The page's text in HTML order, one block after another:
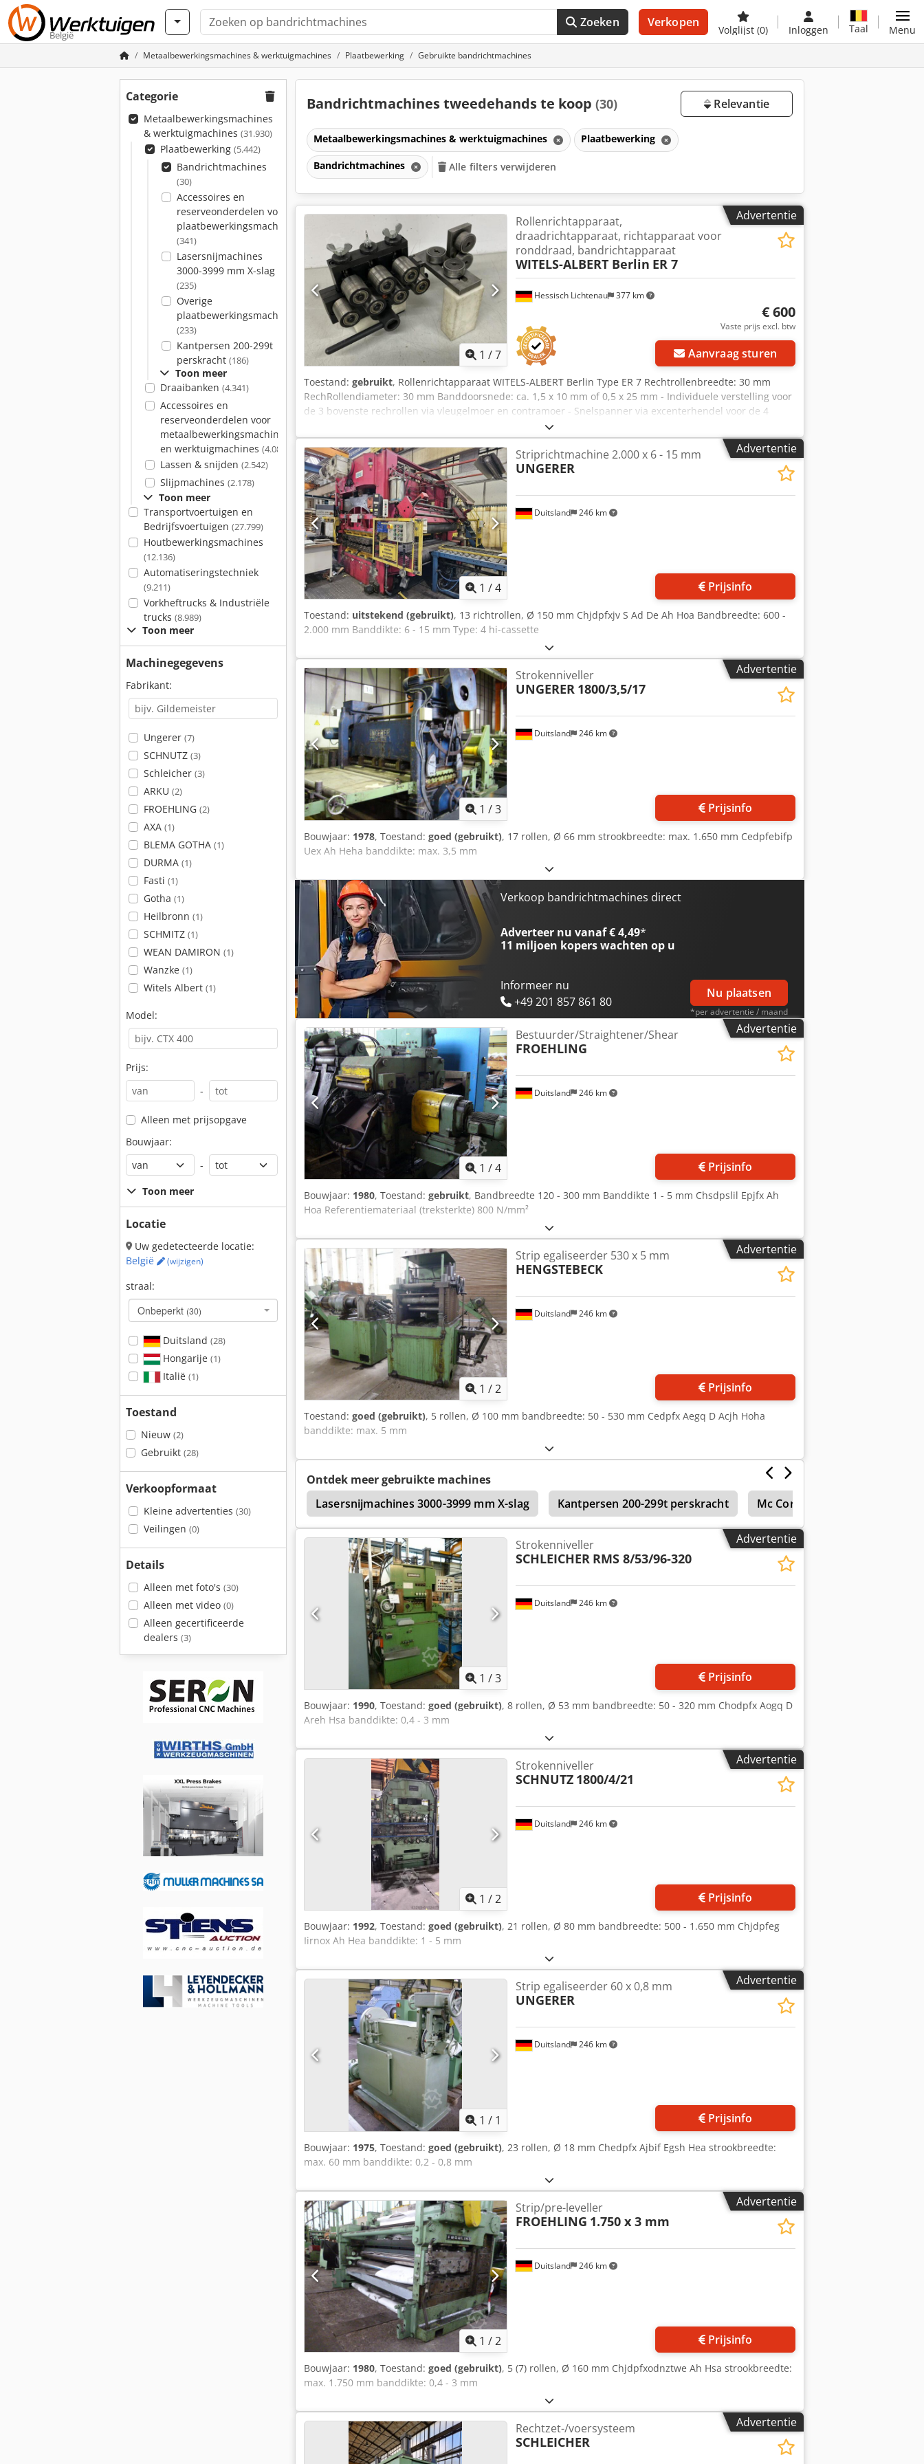
België
Zoeken Verkopen
Volglijst (0) Inloggen Taal Menu
Metaalbewerkingsmachines & werktuigmachines Plaatbewerking Gebruikte bandrichtmachines
Categorie
Metaalbewerkingsmachines
& werktuigmachines (31.930)
Plaatbewerking (5.442)
Bandrichtmachines
(30)
Accessoires en
reserveonderdelen voor
plaatbewerkingsmachines
(341)
Lasersnijmachines
3000-3999 mm X-slag
(235)
Overige
plaatbewerkingsmachines
(233)
Kantpersen 200-299t
perskracht (186)
Toon meer
Draaibanken (4.341)
Accessoires en
reserveonderdelen voor
metaalbewerkingsmachines
en werktuigmachines (4.081)
Lassen & snijden (2.542)
Slijpmachines (2.178)
Toon meer
Transportvoertuigen en
Bedrijfsvoertuigen (27.799)
Houtbewerkingsmachines
(12.136)
Automatiseringstechniek
(9.211)
Vorkheftrucks & Industriële
trucks (8.989)
Toon meer
Machinegegevens
Fabrikant:
Ungerer (7)
SCHNUTZ (3)
Schleicher (3)
ARKU (2)
FROEHLING (2)
AXA (1)
BLEMA GOTHA (1)
DURMA (1)
Fasti (1)
Gotha (1)
Heilbronn (1)
SCHMITZ (1)
WEAN DAMIRON (1)
Wanzke (1)
Witels Albert (1)
Model:
Prijs:
-
Alleen met prijsopgave
Bouwjaar:
-
Toon meer
Locatie
Uw gedetecteerde locatie:
België
(wijzigen)
straal:
Onbeperkt (30)
Duitsland (28)
Hongarije (1)
Italië (1)
Toestand
Nieuw (2)
Gebruikt (28)
Verkoopformaat
Kleine advertenties (30)
Veilingen (0)
Details
Alleen met foto's (30)
Alleen met video (0)
Alleen gecertificeerde
dealers (3)
Bandrichtmachines tweedehands te koop (30) Relevantie
Metaalbewerkingsmachines & werktuigmachines Plaatbewerking
Bandrichtmachines Alle filters verwijderen
Advertentie
1 /7
Hessisch Lichtenau 377 km
Rollenrichtapparaat,
draadrichtapparaat, richtapparaat voor
ronddraad, bandrichtapparaat
WITELS-ALBERT Berlin ER 7
€ 600
Vaste prijs excl. btw
Aanvraag sturen
Toestand: gebruikt, Rollenrichtapparaat WITELS-ALBERT Berlin Type ER 7 Rechtrollenbreedte: 30 mm
RechRollendiameter: 30 mm Banddoorsnede: ca. 1,5 x 10 mm of 0,5 x 25 mm - Individuele verstelling voor
de 3 bovenste rechrollen via vleugelmoer en contramoer - Snelspanner via excenterhendel voor de 4
onderste rechrollen - Per 2 stuks voorvormer-rollen Ø 32 x 13 mm, 90° verdraaid gemonteerd - Voor het
richten van bandstaal, voor het laatst gebruikt voor ca. 1,5 x 10 mm banddoorsnede Cjdpfx Ahozczvdj
Heha Benodigde ruimte L x B x H: 250 x 100 x 150 mm Gewicht: 5 kg Goede staat
Advertentie
1 /4
Duitsland 246 km
Striprichtmachine 2.000 x 6 - 15 mm
UNGERER
Prijsinfo
Toestand: uitstekend (gebruikt), 13 richtrollen, Ø 150 mm Chjdpfxjv S Ad De Ah Hoa Bandbreedte: 600 -
2.000 mm Banddikte: 6 - 15 mm Type: 4 hi-cassette
Advertentie
1 /3
Duitsland 246 km
Strokenniveller
UNGERER 1800/3,5/17
Prijsinfo
Bouwjaar: 1978, Toestand: goed (gebruikt), 17 rollen, Ø 66 mm strookbreedte: max. 1.650 mm Cedpfebifp
Uex Ah Heha banddikte: max. 3,5 mm
Verkoop bandrichtmachines direct
Adverteer nu vanaf € 4,49*
11 miljoen koperswachten op u
Informeer nu
+49 201 857 861 80
Nu plaatsen
*per advertentie / maand
Advertentie
1 /4
Duitsland 246 km
Bestuurder/Straightener/Shear
FROEHLING
Prijsinfo
Bouwjaar: 1980, Toestand: gebruikt, Bandbreedte 120 - 300 mm Banddikte 1 - 5 mm Chsdpslil Epjfx Ah
Hoa Referentiemateriaal (treksterkte) 800 N/mm²
Advertentie
1 /2
Duitsland 246 km
Strip egaliseerder 530 x 5 mm
HENGSTEBECK
Prijsinfo
Toestand: goed (gebruikt), 5 rollen, Ø 100 mm bandbreedte: 50 - 530 mm Cedpfx Aegq D Acjh Hoha
banddikte: max. 5 mm
Ontdek meer gebruikte machines
Lasersnijmachines 3000-3999 mm X-slag
Kantpersen 200-299t perskracht Mc Cormick Mtx 185
Advertentie
1 /3
Duitsland 246 km
Strokenniveller
SCHLEICHER RMS 8/53/96-320
Prijsinfo
Bouwjaar: 1990, Toestand: goed (gebruikt), 8 rollen, Ø 53 mm bandbreedte: 50 - 320 mm Chodpfx Aogq D
Areh Hsa banddikte: 0,4 - 3 mm
Advertentie
1 /2
Duitsland 246 km
Strokenniveller
SCHNUTZ 1800/4/21
Prijsinfo
Bouwjaar: 1992, Toestand: goed (gebruikt), 21 rollen, Ø 80 mm bandbreedte: 500 - 1.650 mm Chjdpfeg
Iirnox Ah Hea banddikte: 1 - 5 mm
Advertentie
1 / 1
Duitsland 246 km
Strip egaliseerder 60 x 0,8 mm
UNGERER
Prijsinfo
Bouwjaar: 1975, Toestand: goed (gebruikt), 23 rollen, Ø 18 mm Chedpfx Ajbif Egsh Hea strookbreedte:
max. 60 mm banddikte: 0,2 - 0,8 mm
Advertentie
1 /2
Duitsland 246 km
Strip/pre-leveller
FROEHLING 1.750 x 3 mm
Prijsinfo
Bouwjaar: 1980, Toestand: goed (gebruikt), 5 (7) rollen, Ø 160 mm Chjdpfxodnztwe Ah Hsa strookbreedte:
max. 1.750 mm banddikte: 0,4 - 3 mm
Advertentie
Rechtzet-/voersysteem
SCHLEICHER